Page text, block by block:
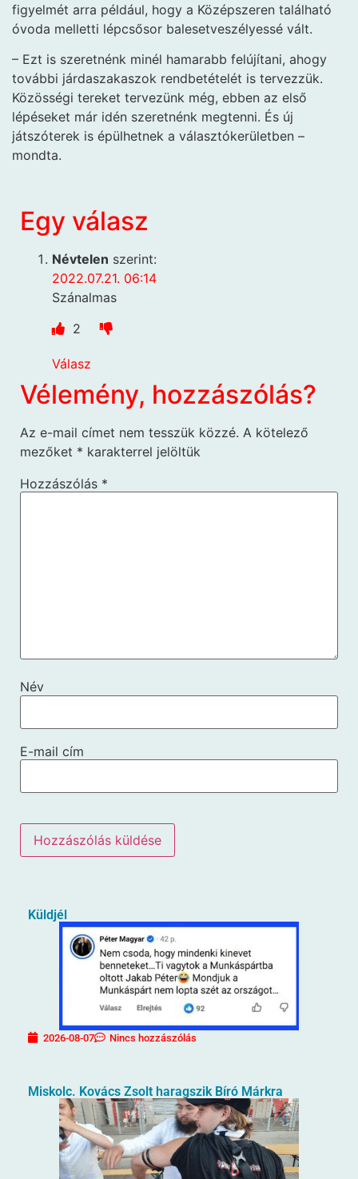
figyelmét arra például, hogy a Középszeren található
óvoda melletti lépcsősor balesetveszélyessé vált.
– Ezt is szeretnénk minél hamarabb felújítani, ahogy
további járdaszakaszok rendbetételét is tervezzük.
Közösségi tereket tervezünk még, ebben az első
lépéseket már idén szeretnénk megtenni. És új
játszóterek is épülhetnek a választókerületben –
mondta.
Egy válasz
Névtelen szerint:
2022.07.21. 06:14
Szánalmas
2
Válasz
Vélemény, hozzászólás?
Az e-mail címet nem tesszük közzé. A kötelező
mezőket * karakterrel jelöltük
Hozzászólás *
Név
E-mail cím
Küldjél
2026-08-07 Nincs hozzászólás
Miskolc. Kovács Zsolt haragszik Bíró Márkra